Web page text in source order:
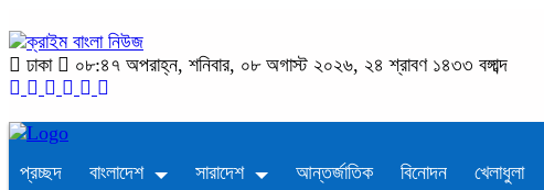
ঢাকা ০৮:৪৭ অপরাহ্ন, শনিবার, ০৮ অগাস্ট ২০২৬, ২৪ শ্রাবণ ১৪৩৩ বঙ্গাব্দ
প্রচ্ছদ বাংলাদেশ সারাদেশ আন্তর্জাতিক বিনোদন খেলাধুলা